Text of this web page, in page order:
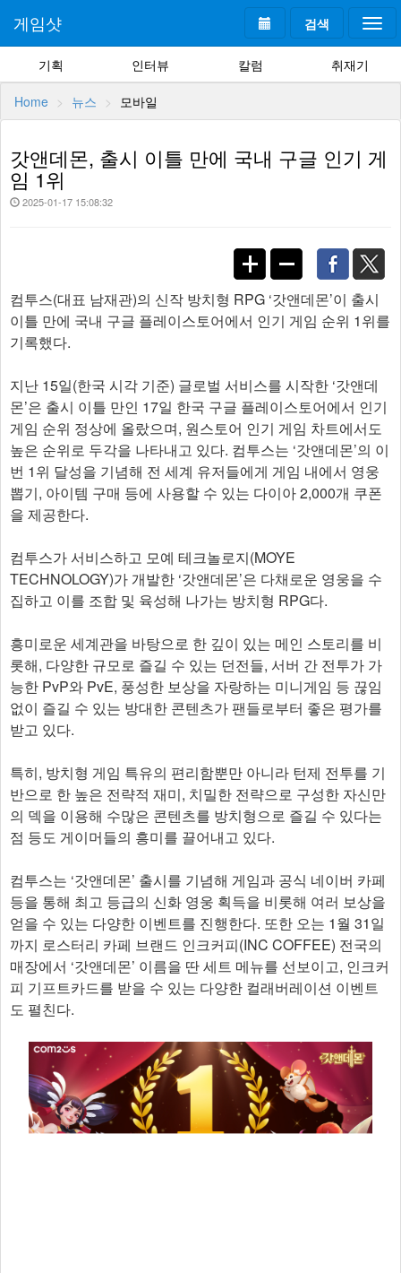
검색
게임샷
기획 인터뷰 칼럼 취재기
Home 뉴스 모바일
갓앤데몬, 출시 이틀 만에 국내 구글 인기 게
임 1위
2025-01-17 15:08:32
컴투스(대표 남재관)의 신작 방치형 RPG ‘갓앤데몬’이 출시
이틀 만에 국내 구글 플레이스토어에서 인기 게임 순위 1위를
기록했다.
지난 15일(한국 시각 기준) 글로벌 서비스를 시작한 ‘갓앤데
몬’은 출시 이틀 만인 17일 한국 구글 플레이스토어에서 인기
게임 순위 정상에 올랐으며, 원스토어 인기 게임 차트에서도
높은 순위로 두각을 나타내고 있다. 컴투스는 ‘갓앤데몬’의 이
번 1위 달성을 기념해 전 세계 유저들에게 게임 내에서 영웅
뽑기, 아이템 구매 등에 사용할 수 있는 다이아 2,000개 쿠폰
을 제공한다.
컴투스가 서비스하고 모예 테크놀로지(MOYE
TECHNOLOGY)가 개발한 ‘갓앤데몬’은 다채로운 영웅을 수
집하고 이를 조합 및 육성해 나가는 방치형 RPG다.
흥미로운 세계관을 바탕으로 한 깊이 있는 메인 스토리를 비
롯해, 다양한 규모로 즐길 수 있는 던전들, 서버 간 전투가 가
능한 PvP와 PvE, 풍성한 보상을 자랑하는 미니게임 등 끊임
없이 즐길 수 있는 방대한 콘텐츠가 팬들로부터 좋은 평가를
받고 있다.
특히, 방치형 게임 특유의 편리함뿐만 아니라 턴제 전투를 기
반으로 한 높은 전략적 재미, 치밀한 전략으로 구성한 자신만
의 덱을 이용해 수많은 콘텐츠를 방치형으로 즐길 수 있다는
점 등도 게이머들의 흥미를 끌어내고 있다.
컴투스는 ‘갓앤데몬’ 출시를 기념해 게임과 공식 네이버 카페
등을 통해 최고 등급의 신화 영웅 획득을 비롯해 여러 보상을
얻을 수 있는 다양한 이벤트를 진행한다. 또한 오는 1월 31일
까지 로스터리 카페 브랜드 인크커피(INC COFFEE) 전국의
매장에서 ‘갓앤데몬’ 이름을 딴 세트 메뉴를 선보이고, 인크커
피 기프트카드를 받을 수 있는 다양한 컬래버레이션 이벤트
도 펼친다.​